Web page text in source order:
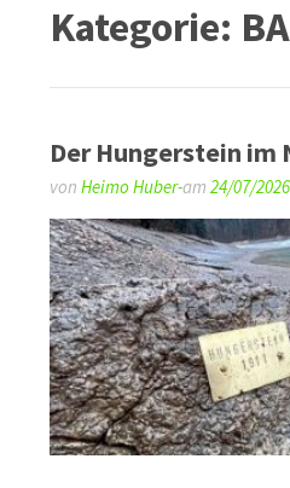
Kategorie:
Der Hungerstein im
von Heimo Huber-am 24/07/2026